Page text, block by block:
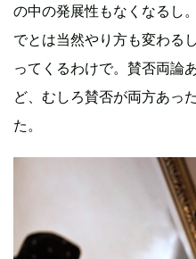
の中の発展性もなくなるし
でとは当然やり方も変わる
ってくるわけで。賛否両論
ど、むしろ賛否が両方あっ
た。